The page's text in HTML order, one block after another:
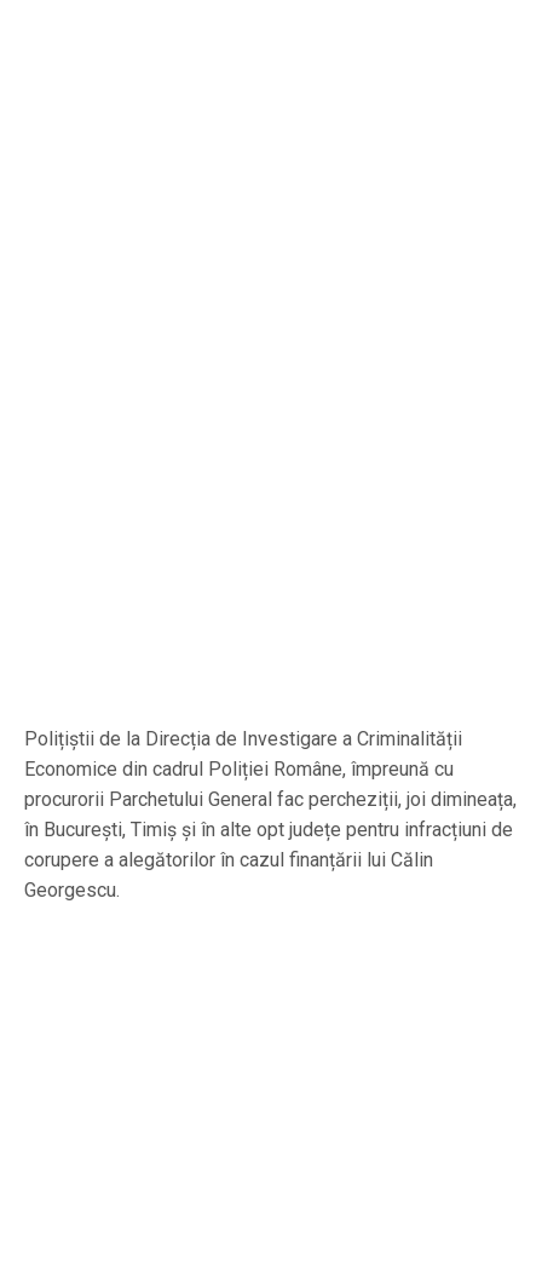
Polițiștii de la Direcția de Investigare a Criminalității
Economice din cadrul Poliției Române, împreună cu
procurorii Parchetului General fac percheziții, joi dimineața,
în București, Timiș și în alte opt județe pentru infracțiuni de
corupere a alegătorilor în cazul finanțării lui Călin
Georgescu.